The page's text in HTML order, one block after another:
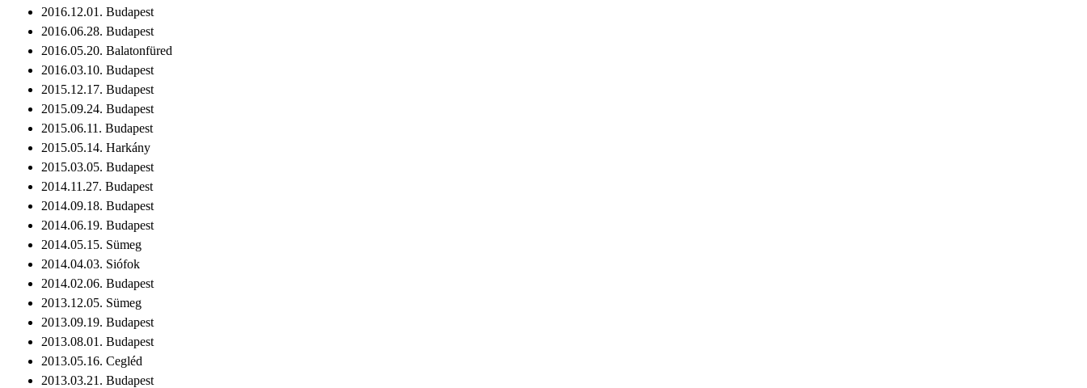
2016.12.01. Budapest
2016.06.28. Budapest
2016.05.20. Balatonfüred
2016.03.10. Budapest
2015.12.17. Budapest
2015.09.24. Budapest
2015.06.11. Budapest
2015.05.14. Harkány
2015.03.05. Budapest
2014.11.27. Budapest
2014.09.18. Budapest
2014.06.19. Budapest
2014.05.15. Sümeg
2014.04.03. Siófok
2014.02.06. Budapest
2013.12.05. Sümeg
2013.09.19. Budapest
2013.08.01. Budapest
2013.05.16. Cegléd
2013.03.21. Budapest